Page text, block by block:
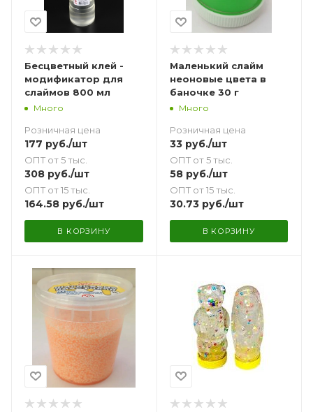
Бесцветный клей -
модификатор для
слаймов 800 мл
Много
Розничная цена
177 руб./шт
ОПТ от 5 тыс.
308 руб./шт
ОПТ от 15 тыс.
164.58 руб./шт
В КОРЗИНУ
Маленький слайм
неоновые цвета в
баночке 30 г
Много
Розничная цена
33руб./шт
ОПТ от 5 тыс.
58руб./шт
ОПТ от 15 тыс.
30.73руб./шт
В КОРЗИНУ